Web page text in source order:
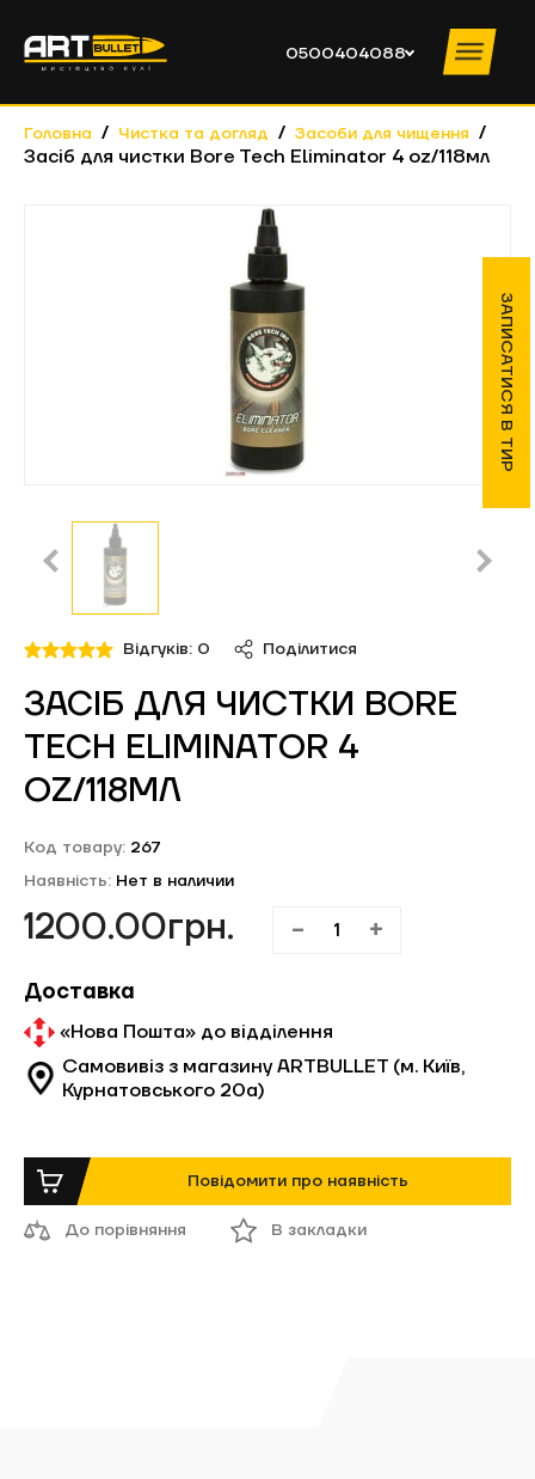
Обліковий запис
0500404088
10:00 – 19:00 ПТ – ВС 10:00 – 20:00
Головна Чистка та догляд Засоби для чищення
Засіб для чистки Bore Tech Eliminator 4 oz/118мл
Відгуків: 0 Поділитися
ЗАСІБ ДЛЯ ЧИСТКИ BORE
TECH ELIMINATOR 4
OZ/118МЛ
Код товару: 267
Наявність: Нет в наличии
1200.00грн. - +
Доставка
«Нова Пошта» до відділення
Самовивіз з магазину ARTBULLET (м. Київ,
Курнатовського 20а)
Повідомити про наявність
До порівняння В закладки
ЗАПИСАТИСЯ В ТИР